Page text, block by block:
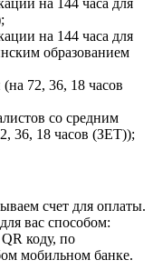
на 144 часа для
на 144 часа для
образованием
72, 36, 18 часов
со средним
36, 18 часов (ЗЕТ));
счет для оплаты.
вас способом:
коду, по
мобильном банке.